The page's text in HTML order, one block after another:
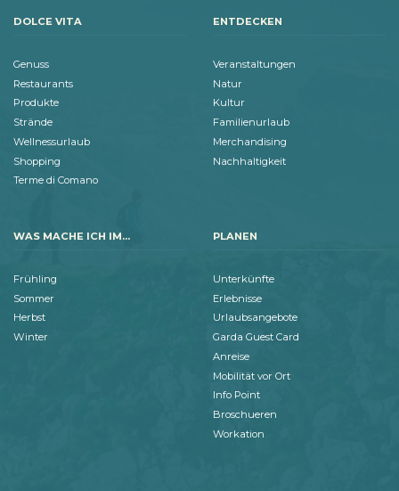
DOLCE VITA
Genuss
Restaurants
Produkte
Strände
Wellnessurlaub
Shopping
Terme di Comano
ENTDECKEN
Veranstaltungen
Natur
Kultur
Familienurlaub
Merchandising
Nachhaltigkeit
WAS MACHE ICH IM...
Frühling
Sommer
Herbst
Winter
PLANEN
Unterkünfte
Erlebnisse
Urlaubsangebote
Garda Guest Card
Anreise
Mobilität vor Ort
Info Point
Broschueren
Workation